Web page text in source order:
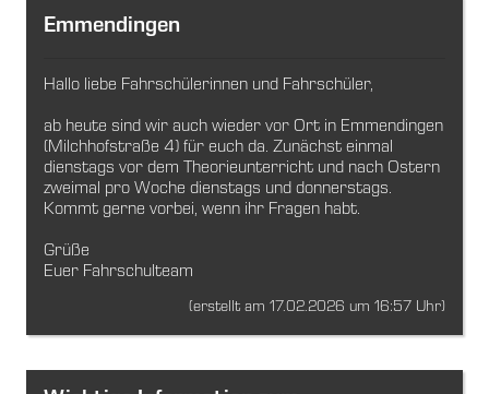
Emmendingen
Hallo liebe Fahrschülerinnen und Fahrschüler,
ab heute sind wir auch wieder vor Ort in Emmendingen
(Milchhofstraße 4) für euch da. Zunächst einmal
dienstags vor dem Theorieunterricht und nach Ostern
zweimal pro Woche dienstags und donnerstags.
Kommt gerne vorbei, wenn ihr Fragen habt.
Grüße
Euer Fahrschulteam
(erstellt am 17.02.2026 um 16:57 Uhr)